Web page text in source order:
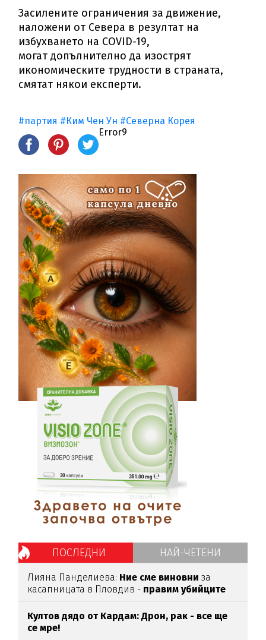
Засилените ограничения за движение,
наложени от Севера в резултат на
избухването на COVID-19,
могат допълнително да изострят
икономическите трудности в страната,
смятат някои експерти.
#партия #Ким Чен Ун #Северна Корея
Error9
ПОСЛЕДНИ НАЙ-ЧЕТЕНИ
Лияна Панделиева: Ние сме виновниза
касапницата в Пловдив - правим убийците
Култов дядо от Кардам: Дрон, рак - все ще
се мре!